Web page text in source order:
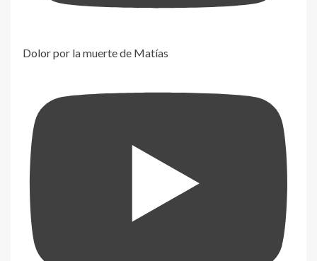
Dolor por la muerte de Matías